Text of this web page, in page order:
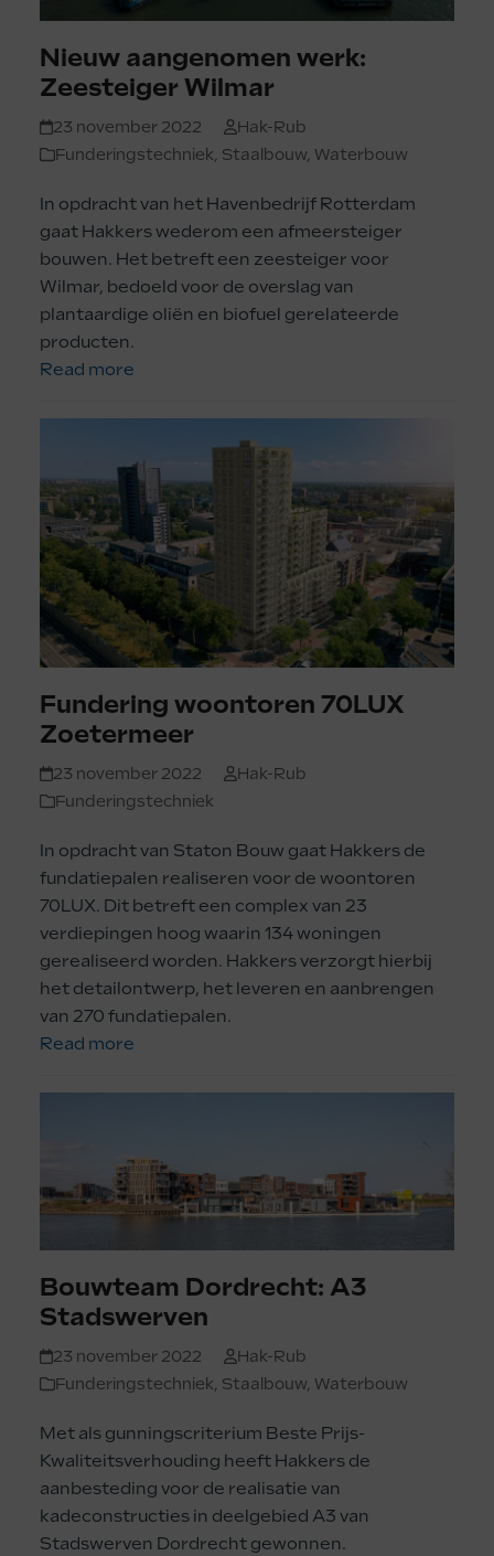
Nieuw aangenomen werk:
Zeesteiger Wilmar
23 november 2022
Hak-Rub
Funderingstechniek Staalbouw, Waterbouw
In opdracht van het Havenbedrijf Rotterdam
gaat Hakkers wederom een afmeersteiger
bouwen. Het betreft een zeesteiger voor
Wilmar, bedoeld voor de overslag van
plantaardige oliën en biofuel gerelateerde
producten.
Read more
Fundering woontoren 70LUX
Zoetermeer
23 november 2022
Hak-Rub
Funderingstechniek
In opdracht van Staton Bouw gaat Hakkers de
fundatiepalen realiseren voor de woontoren
70LUX. Dit betreft een complex van 23
verdiepingen hoog waarin 134 woningen
gerealiseerd worden. Hakkers verzorgt hierbij
het detailontwerp, het leveren en aanbrengen
van 270 fundatiepalen.
Read more
Bouwteam Dordrecht: A3
Stadswerven
23 november 2022
Hak-Rub
Funderingstechniek, Staalbouw, Waterbouw
Met als gunningscriterium Beste Prijs-
Kwaliteitsverhouding heeft Hakkers de
aanbesteding voor de realisatie van
kadeconstructies in deelgebied A3 van
Stadswerven Dordrecht gewonnen.